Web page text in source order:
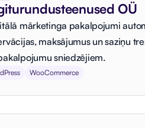
OÜ
mārketinga pakalpojumi
maksājumus un saziņu
sniedzējiem.
WooCommerce